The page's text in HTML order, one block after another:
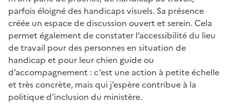
parfois éloigné des handicaps visuels. Sa présence
créée un espace de discussion ouvert et serein. Cela
permet également de constater l’accessibilité du lieu
de travail pour des personnes en situation de
handicap et pour leur chien guide ou
d’accompagnement : c’est une action à petite échelle
et très concrète, mais qui j’espère contribue à la
politique d’inclusion du ministère.